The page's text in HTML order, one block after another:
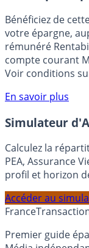
🎁 Bon plan
Bénéficiez de
votre épargne,
rémunéré
Voir conditions
En savoir plus
Simulateur
Calculez la
profil et horizon
France